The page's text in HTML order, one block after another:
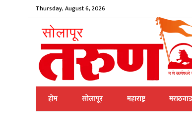
Thursday, August 6, 2026
होम सोलापूर महाराष्ट्र